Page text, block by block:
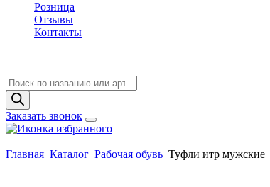
Розница
Отзывы
Контакты
Поиск
товаров
Заказать звонок
Главная Каталог Рабочая обувь Туфли итр мужские